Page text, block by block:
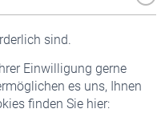
sind.
Einwilligung gerne
es uns, Ihnen
finden Sie hier: